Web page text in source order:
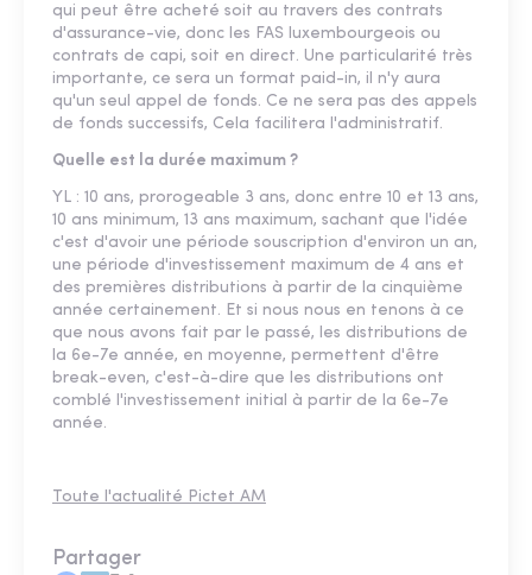
qui peut être acheté soit au travers des contrats
d'assurance-vie, donc les FAS luxembourgeois ou
contrats de capi, soit en direct. Une particularité très
importante, ce sera un format paid-in, il n'y aura
qu'un seul appel de fonds. Ce ne sera pas des appels
de fonds successifs, Cela facilitera l'administratif.
Quelle est la durée maximum ?
YL : 10 ans, prorogeable 3 ans, donc entre 10 et 13 ans,
10 ans minimum, 13 ans maximum, sachant que l'idée
c'est d'avoir une période souscription d'environ un an,
une période d'investissement maximum de 4 ans et
des premières distributions à partir de la cinquième
année certainement. Et si nous nous en tenons à ce
que nous avons fait par le passé, les distributions de
la 6e-7e année, en moyenne, permettent d'être
break-even, c'est-à-dire que les distributions ont
comblé l'investissement initial à partir de la 6e-7e
année.
Toute l'actualité Pictet AM
Partager